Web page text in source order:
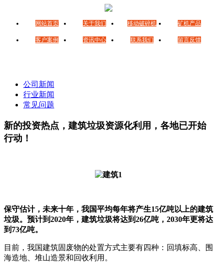
网站首页 关于我们 移动破碎机 矿机产品
客户案例 资讯中心 联系我们 留言反馈
公司新闻
行业新闻
常见问题
新的投资热点，建筑垃圾资源化利用，各地已开始
行动！
保守估计，未来十年，我国平均每年将产生15亿吨以上的建筑
垃圾。预计到2020年，建筑垃圾将达到26亿吨，2030年更将达
到73亿吨。
目前，我国建筑固废物的处置方式主要有四种：回填标高、围
海造地、堆山造景和回收利用。